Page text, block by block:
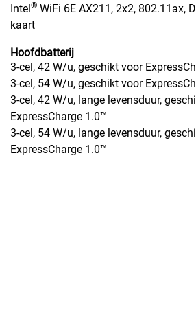
Intel ® WiFi 6E AX211, 2x2, 802.11ax,
kaart
Hoofdbatterij
3-cel, 42 W/u, geschikt voor
3-cel, 54 W/u, geschikt voor
3-cel, 42 W/u, lange levensduur,
ExpressCharge 1.0™
3-cel, 54 W/u, lange levensduur,
ExpressCharge 1.0™